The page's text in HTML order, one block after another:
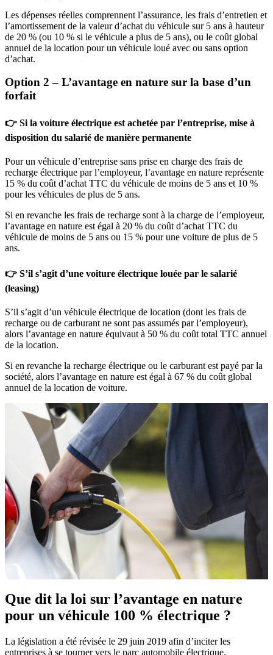
Les dépenses réelles comprennent l’assurance, les frais d’entretien et
l’amortissement de la valeur d’achat du véhicule sur 5 ans à hauteur
de 20 % (ou 10 % si le véhicule a plus de 5 ans), ou le coût global
annuel de la location pour un véhicule loué avec ou sans option
d’achat.
Option 2 – L’avantage en nature sur la base d’un
forfait
👉 Si la voiture électrique est achetée par l’entreprise, mise à
disposition du salarié de manière permanente
Pour un véhicule d’entreprise sans prise en charge des frais de
recharge électrique par l’employeur, l’avantage en nature représente
15 % du coût d’achat TTC du véhicule de moins de 5 ans et 10 %
pour les véhicules de plus de 5 ans.
Si en revanche les frais de recharge sont à la charge de l’employeur,
l’avantage en nature est égal à 20 % du coût d’achat TTC du
véhicule de moins de 5 ans ou 15 % pour une voiture de plus de 5
ans.
👉 S’il s’agit d’une voiture électrique louée par le salarié
(leasing)
S’il s’agit d’un véhicule électrique de location (dont les frais de
recharge ou de carburant ne sont pas assumés par l’employeur),
alors l’avantage en nature équivaut à 50 % du coût total TTC annuel
de la location.
Si en revanche la recharge électrique ou le carburant est payé par la
société, alors l’avantage en nature est égal à 67 % du coût global
annuel de la location de voiture.
Que dit la loi sur l’avantage en nature
pour un véhicule 100 % électrique ?
La législation a été révisée le 29 juin 2019 afin d’inciter les
entreprises à se tourner vers le parc automobile électrique.